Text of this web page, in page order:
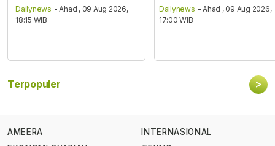
Dailynews - Ahad , 09 Aug 2026,
18:15 WIB
Dailynews - Ahad , 09 Aug 2026,
17:00 WIB
Terpopuler >
AMEERA
INTERNASIONAL